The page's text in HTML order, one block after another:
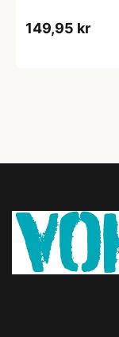
149,95 kr